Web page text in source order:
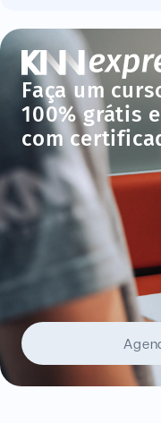
Faça um
100% grátis e
com